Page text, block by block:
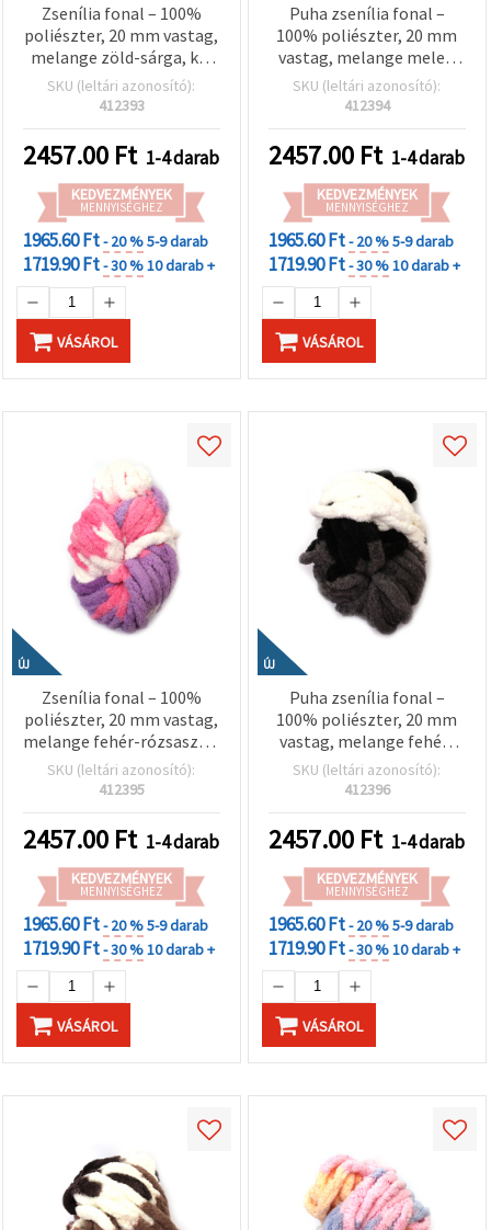
Zsenília fonal – 100%
poliészter, 20 mm vastag,
melange zöld-sárga, kb.
240 g / 25 m – élénk
textúra kreatív kötéshez
SKU (leltári azonosító):
412393
2457.00 Ft 1-4 darab
KEDVEZMÉNYEK
MENNYISÉGHEZ
1965.60 Ft- 20 %5-9 darab
1719.90 Ft- 30 %10 darab +
VÁSÁROL
Puha zsenília fonal –
100% poliészter, 20 mm
vastag, melange meleg
barna színben, kb. 240 g /
25 m, pihe-puha textúra
kötött alkotásokhoz
SKU (leltári azonosító):
412394
2457.00 Ft 1-4 darab
KEDVEZMÉNYEK
MENNYISÉGHEZ
1965.60 Ft- 20 %5-9 darab
1719.90 Ft- 30 %10 darab +
VÁSÁROL
ÚJ
Zsenília fonal – 100%
poliészter, 20 mm vastag,
melange fehér-rózsaszín-
lila árnyalatok, kb. 240 g /
25 m (assorted mix)
SKU (leltári azonosító):
412395
2457.00 Ft 1-4 darab
KEDVEZMÉNYEK
MENNYISÉGHEZ
1965.60 Ft- 20 %5-9 darab
1719.90 Ft- 30 %10 darab +
VÁSÁROL
ÚJ
Puha zsenília fonal –
100% poliészter, 20 mm
vastag, melange fehér-
fekete-szürke, kb. 240 g /
25 m, elegáns textúrával
horgolás projektekhez
(assorted)
SKU (leltári azonosító):
412396
2457.00 Ft 1-4 darab
KEDVEZMÉNYEK
MENNYISÉGHEZ
1965.60 Ft- 20 %5-9 darab
1719.90 Ft- 30 %10 darab +
VÁSÁROL